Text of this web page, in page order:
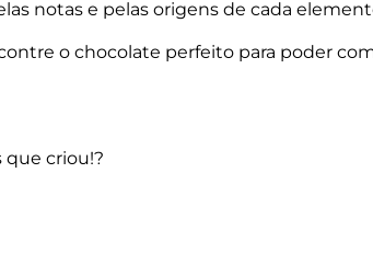
notas e pelas origens de cada
o chocolate perfeito para poder
que criou!?